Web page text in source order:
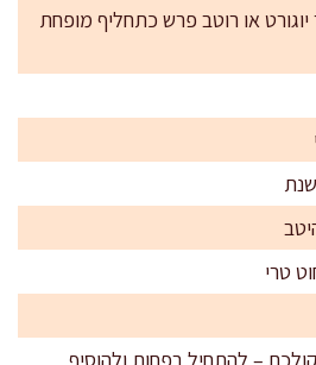
יוגורט או רוטב פרש כתחליף מופחת
– להתחיל בפחות ולהוסיף